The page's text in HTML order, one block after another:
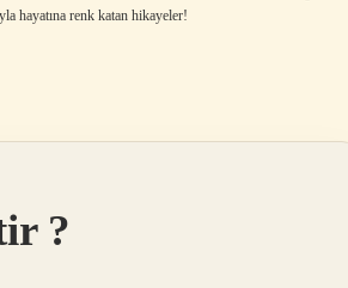
hayatına renk katan hikayeler!
?